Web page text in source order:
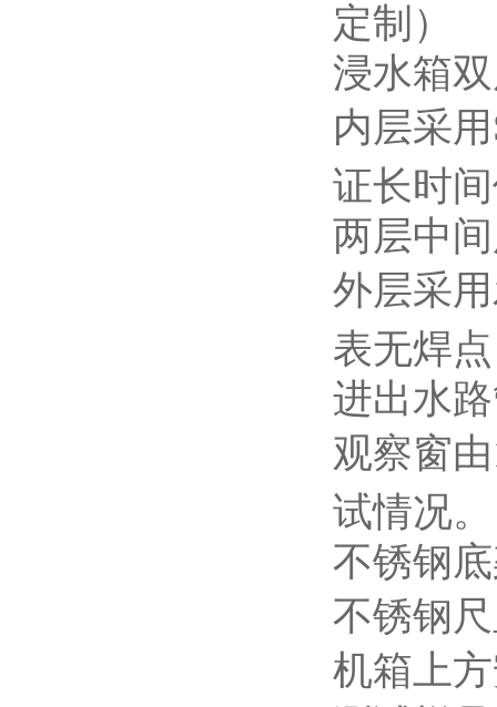
定制）
浸水箱
内层采
证长时
两层中
外层采
表无焊
进出水
观察窗
试情况。
不锈钢
不锈钢
机箱上